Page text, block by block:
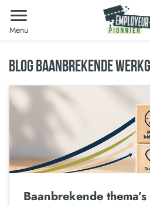
Menu
BLOG BAANBREKENDE
Baanbrekende